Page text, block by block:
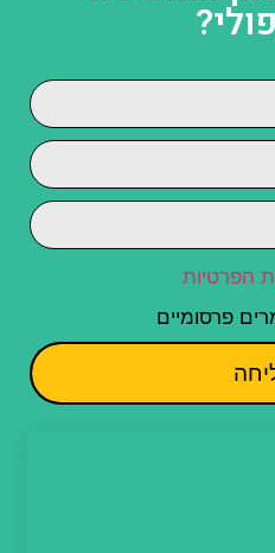
הפרטיות
פרסומיים